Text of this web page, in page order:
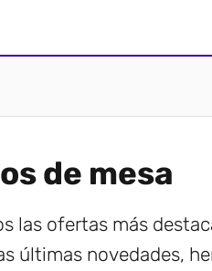
de mesa
las ofertas más
últimas novedades,